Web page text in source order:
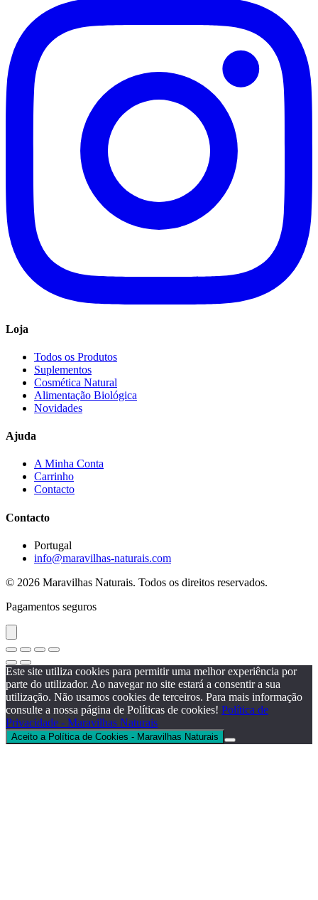
Loja
Todos os Produtos
Suplementos
Cosmética Natural
Alimentação Biológica
Novidades
Ajuda
A Minha Conta
Carrinho
Contacto
Contacto
Portugal
info@maravilhas-naturais.com
© 2026 Maravilhas Naturais. Todos os direitos reservados.
Pagamentos seguros
Este site utiliza cookies para permitir uma melhor experiência por
parte do utilizador. Ao navegar no site estará a consentir a sua
utilização. Não usamos cookies de terceiros. Para mais informação
consulte a nossa página de Políticas de cookies! Política de
Privacidade - Maravilhas Naturais
Aceito a Política de Cookies - Maravilhas Naturais